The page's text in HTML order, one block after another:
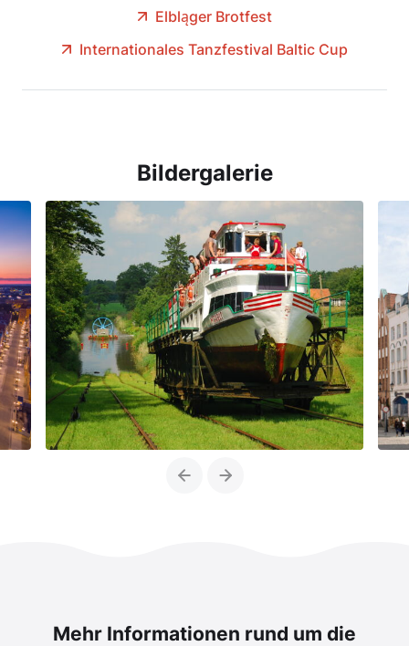
Elbląger Brotfest
Internationales Tanzfestival Baltic Cup
Bildergalerie
PreviousNext
Mehr Informationen rund um die